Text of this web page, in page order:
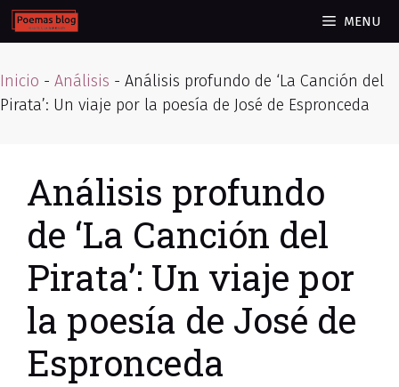
Skip
to
MENU
Inicio - Análisis - Análisis profundo de ‘La Canción del
Pirata’: Un viaje por la poesía de José de Espronceda
Análisis profundo
de ‘La Canción del
Pirata’: Un viaje por
la poesía de José de
Espronceda